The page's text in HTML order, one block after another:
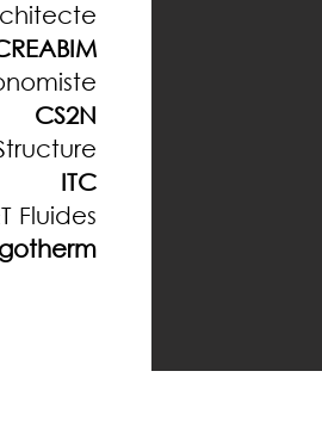
CS2N
ITC
Fluides